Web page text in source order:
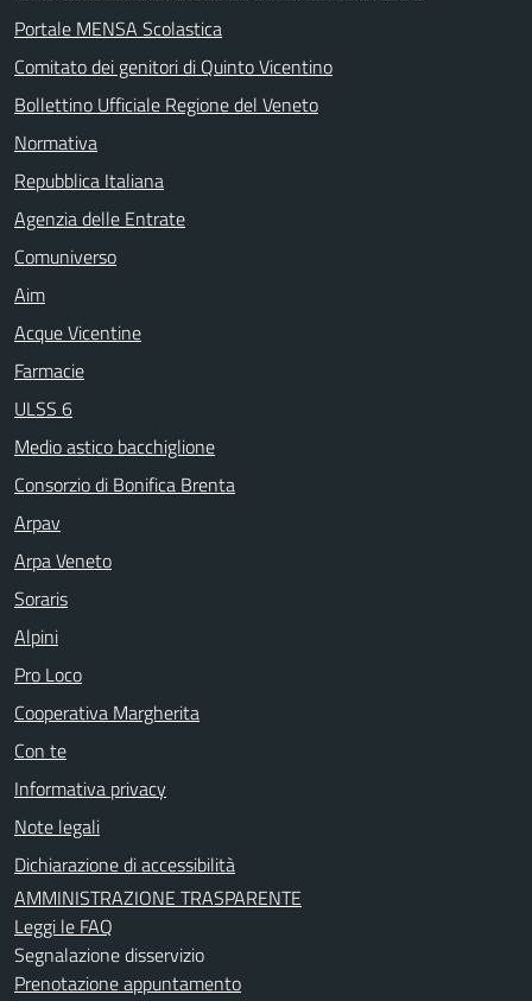
Portale MENSA Scolastica
Comitato dei genitori di Quinto Vicentino
Bollettino Ufficiale Regione del Veneto
Normativa
Repubblica Italiana
Agenzia delle Entrate
Comuniverso
Aim
Acque Vicentine
Farmacie
ULSS 6
Medio astico bacchiglione
Consorzio di Bonifica Brenta
Arpav
Arpa Veneto
Soraris
Alpini
Pro Loco
Cooperativa Margherita
Con te
Informativa privacy
Note legali
Dichiarazione di accessibilità
AMMINISTRAZIONE TRASPARENTE
Leggi le FAQ
Segnalazione disservizio
Prenotazione appuntamento